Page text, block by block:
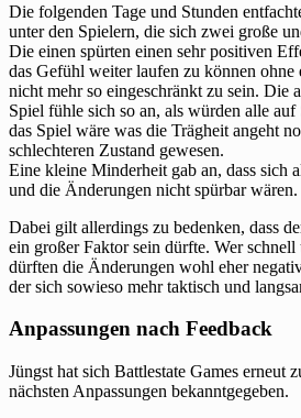
Die folgenden Tage und Stunden
unter den Spielern, die sich zwei große
Die einen spürten einen sehr positiven
das Gefühl weiter laufen zu können ohne
nicht mehr so eingeschränkt zu sein. Die
Spiel fühle sich so an, als würden alle
das Spiel wäre was die Trägheit angeht
schlechteren Zustand gewesen.
Eine kleine Minderheit gab an, dass sich
und die Änderungen nicht spürbar wären.
Dabei gilt allerdings zu bedenken, dass
ein großer Faktor sein dürfte. Wer
dürften die Änderungen wohl eher
der sich sowieso mehr taktisch und
Anpassungen nach Feedback
Jüngst hat sich Battlestate Games erneut
nächsten Anpassungen bekanntgegeben.